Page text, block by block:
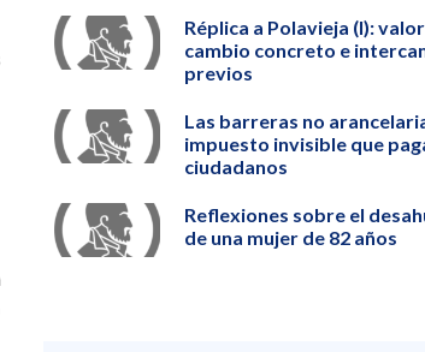
Réplica a Polavieja (I):
cambio concreto e
previos
Las barreras no
impuesto invisible que
ciudadanos
Reflexiones sobre el
de una mujer de 82 años